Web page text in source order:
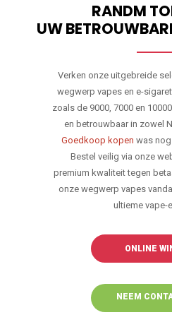
RANDM
UW
Verken onze uitgebreide
wegwerp vapes en e-
zoals de 9000, 7000 en
en betrouwbaar in zowel
Goedkoop kopen was
Bestel veilig via onze
premium kwaliteit tegen
onze wegwerp vapes
ultieme vape-
ONLINE
NEEM